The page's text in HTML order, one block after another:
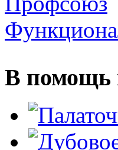
В помощь